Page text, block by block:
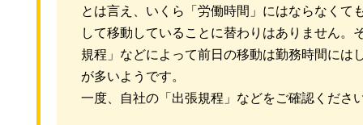
とは言え、いくら「労働時間」にはならなくて
して移動していることに替わりはありません。
規程」などによって前日の移動は勤務時間には
が多いようです。
一度、自社の「出張規程」などをご確認くださ